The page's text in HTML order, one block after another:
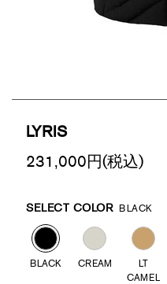
LYRIS
231,000円(税込)
Variations
SELECT COLOR BLACK
BLACK CREAM
LT
CAMEL